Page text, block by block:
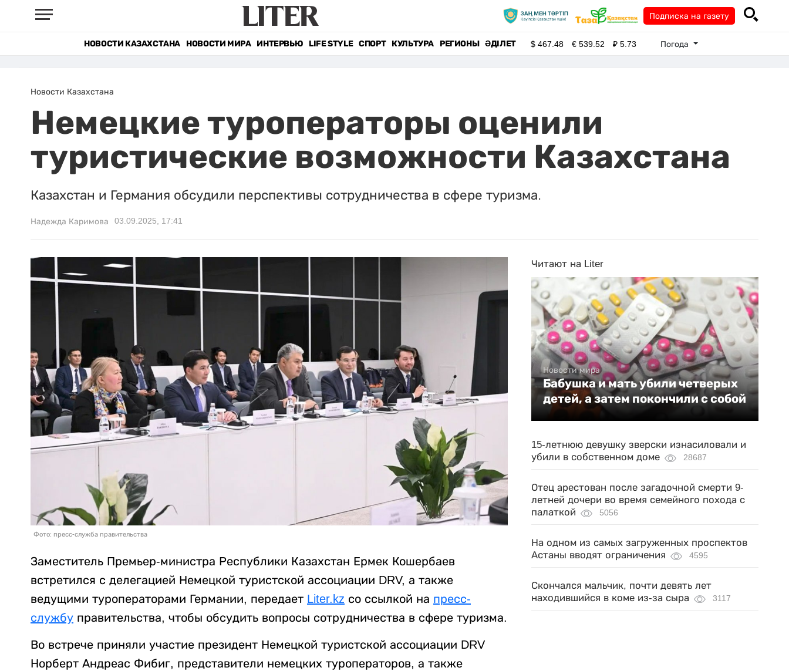
Подписка на газету
НОВОСТИ КАЗАХСТАНА НОВОСТИ МИРА ИНТЕРВЬЮ LIFE STYLE СПОРТ КУЛЬТУРА РЕГИОНЫ ӘДІЛЕТ $467.48 €539.52 ₽5.73 Погода
Новости Казахстана
Немецкие туроператоры оценили
туристические возможности Казахстана
Казахстан и Германия обсудили перспективы сотрудничества в сфере туризма.
Надежда Каримова 03.09.2025, 17:41
Фото: пресс-служба правительства
Заместитель Премьер-министра Республики Казахстан Ермек Кошербаев
встретился с делегацией Немецкой туристской ассоциации DRV, а также
ведущими туроператорами Германии, передает Liter.kz со ссылкой на пресс-
службу правительства, чтобы обсудить вопросы сотрудничества в сфере туризма.
Во встрече приняли участие президент Немецкой туристской ассоциации DRV
Норберт Андреас Фибиг, представители немецких туроператоров, а также
Читают на Liter
Новости мира
Бабушка и мать убили четверых
детей, а затем покончили с собой
15-летнюю девушку зверски изнасиловали и
убили в собственном доме
28687
Отец арестован после загадочной смерти 9-
летней дочери во время семейного похода с
палаткой
5056
На одном из самых загруженных проспектов
Астаны вводят ограничения
4595
Скончался мальчик, почти девять лет
находившийся в коме из-за сыра
3117